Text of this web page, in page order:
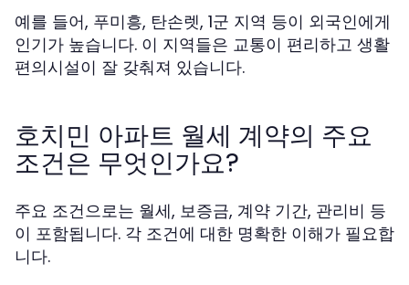
예를 들어, 푸미흥, 탄손렛, 1군 지역 등이 외국인에게
인기가 높습니다. 이 지역들은 교통이 편리하고 생활
편의시설이 잘 갖춰져 있습니다.
호치민 아파트 월세 계약의 주요
조건은 무엇인가요?
주요 조건으로는 월세, 보증금, 계약 기간, 관리비 등
이 포함됩니다. 각 조건에 대한 명확한 이해가 필요합
니다.